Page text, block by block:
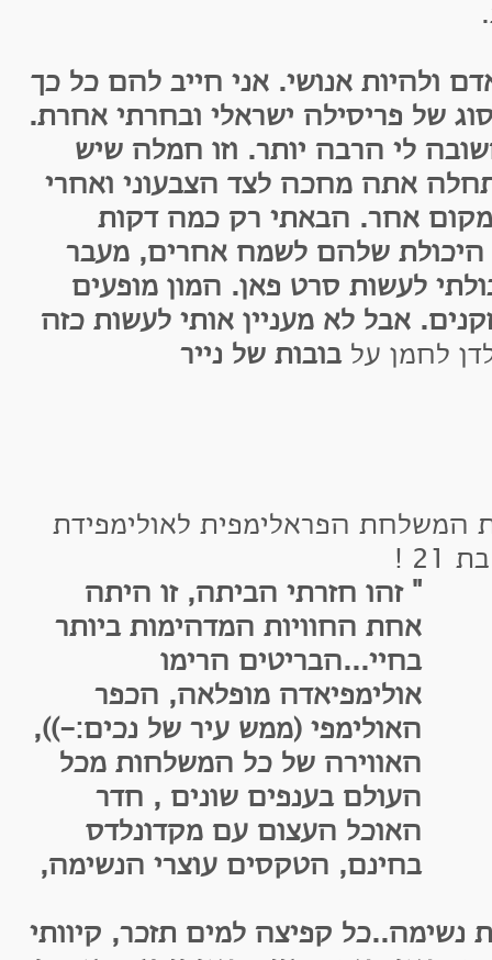
אנושי. אני חייב להם כל כך
פריסילה ישראלי ובחרתי אחרת.
הרבה יותר. וזו חמלה שיש
אתה מחכה לצד הצבעוני ואחרי
אחר. הבאתי רק כמה דקות
שלהם לשמח אחרים, מעבר
לעשות סרט פאן. המון מופעים
אבל לא מעניין אותי לעשות כזה
על בובות של נייר
הפראלימפית לאולימפידת
" זהו חזרתי הביתה, זו היתה
אחת החוויות המדהימות ביותר
בחיי...הבריטים הרימו
אולימפיאדה מופלאה, הכפר
האולימפי (ממש עיר של נכים:-)),
האווירה של כל המשלחות מכל
העולם בענפים שונים , חדר
האוכל העצום עם מקדונלדס
בחינם, הטקסים עוצרי הנשימה,
קפיצה למים תזכר, קיוותי